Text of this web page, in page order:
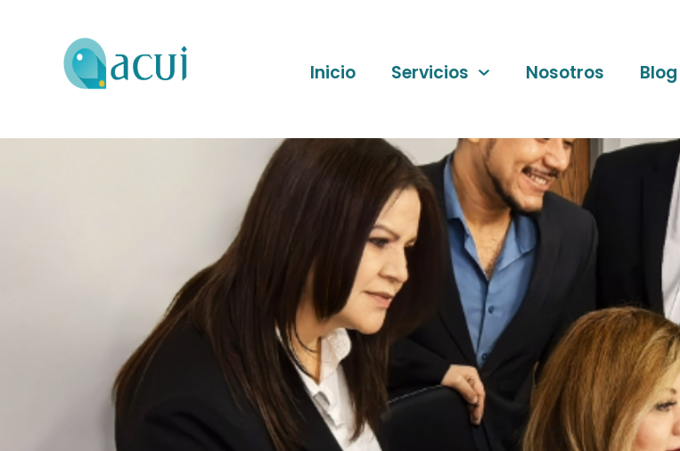
Inicio Servicios Nosotros Blog